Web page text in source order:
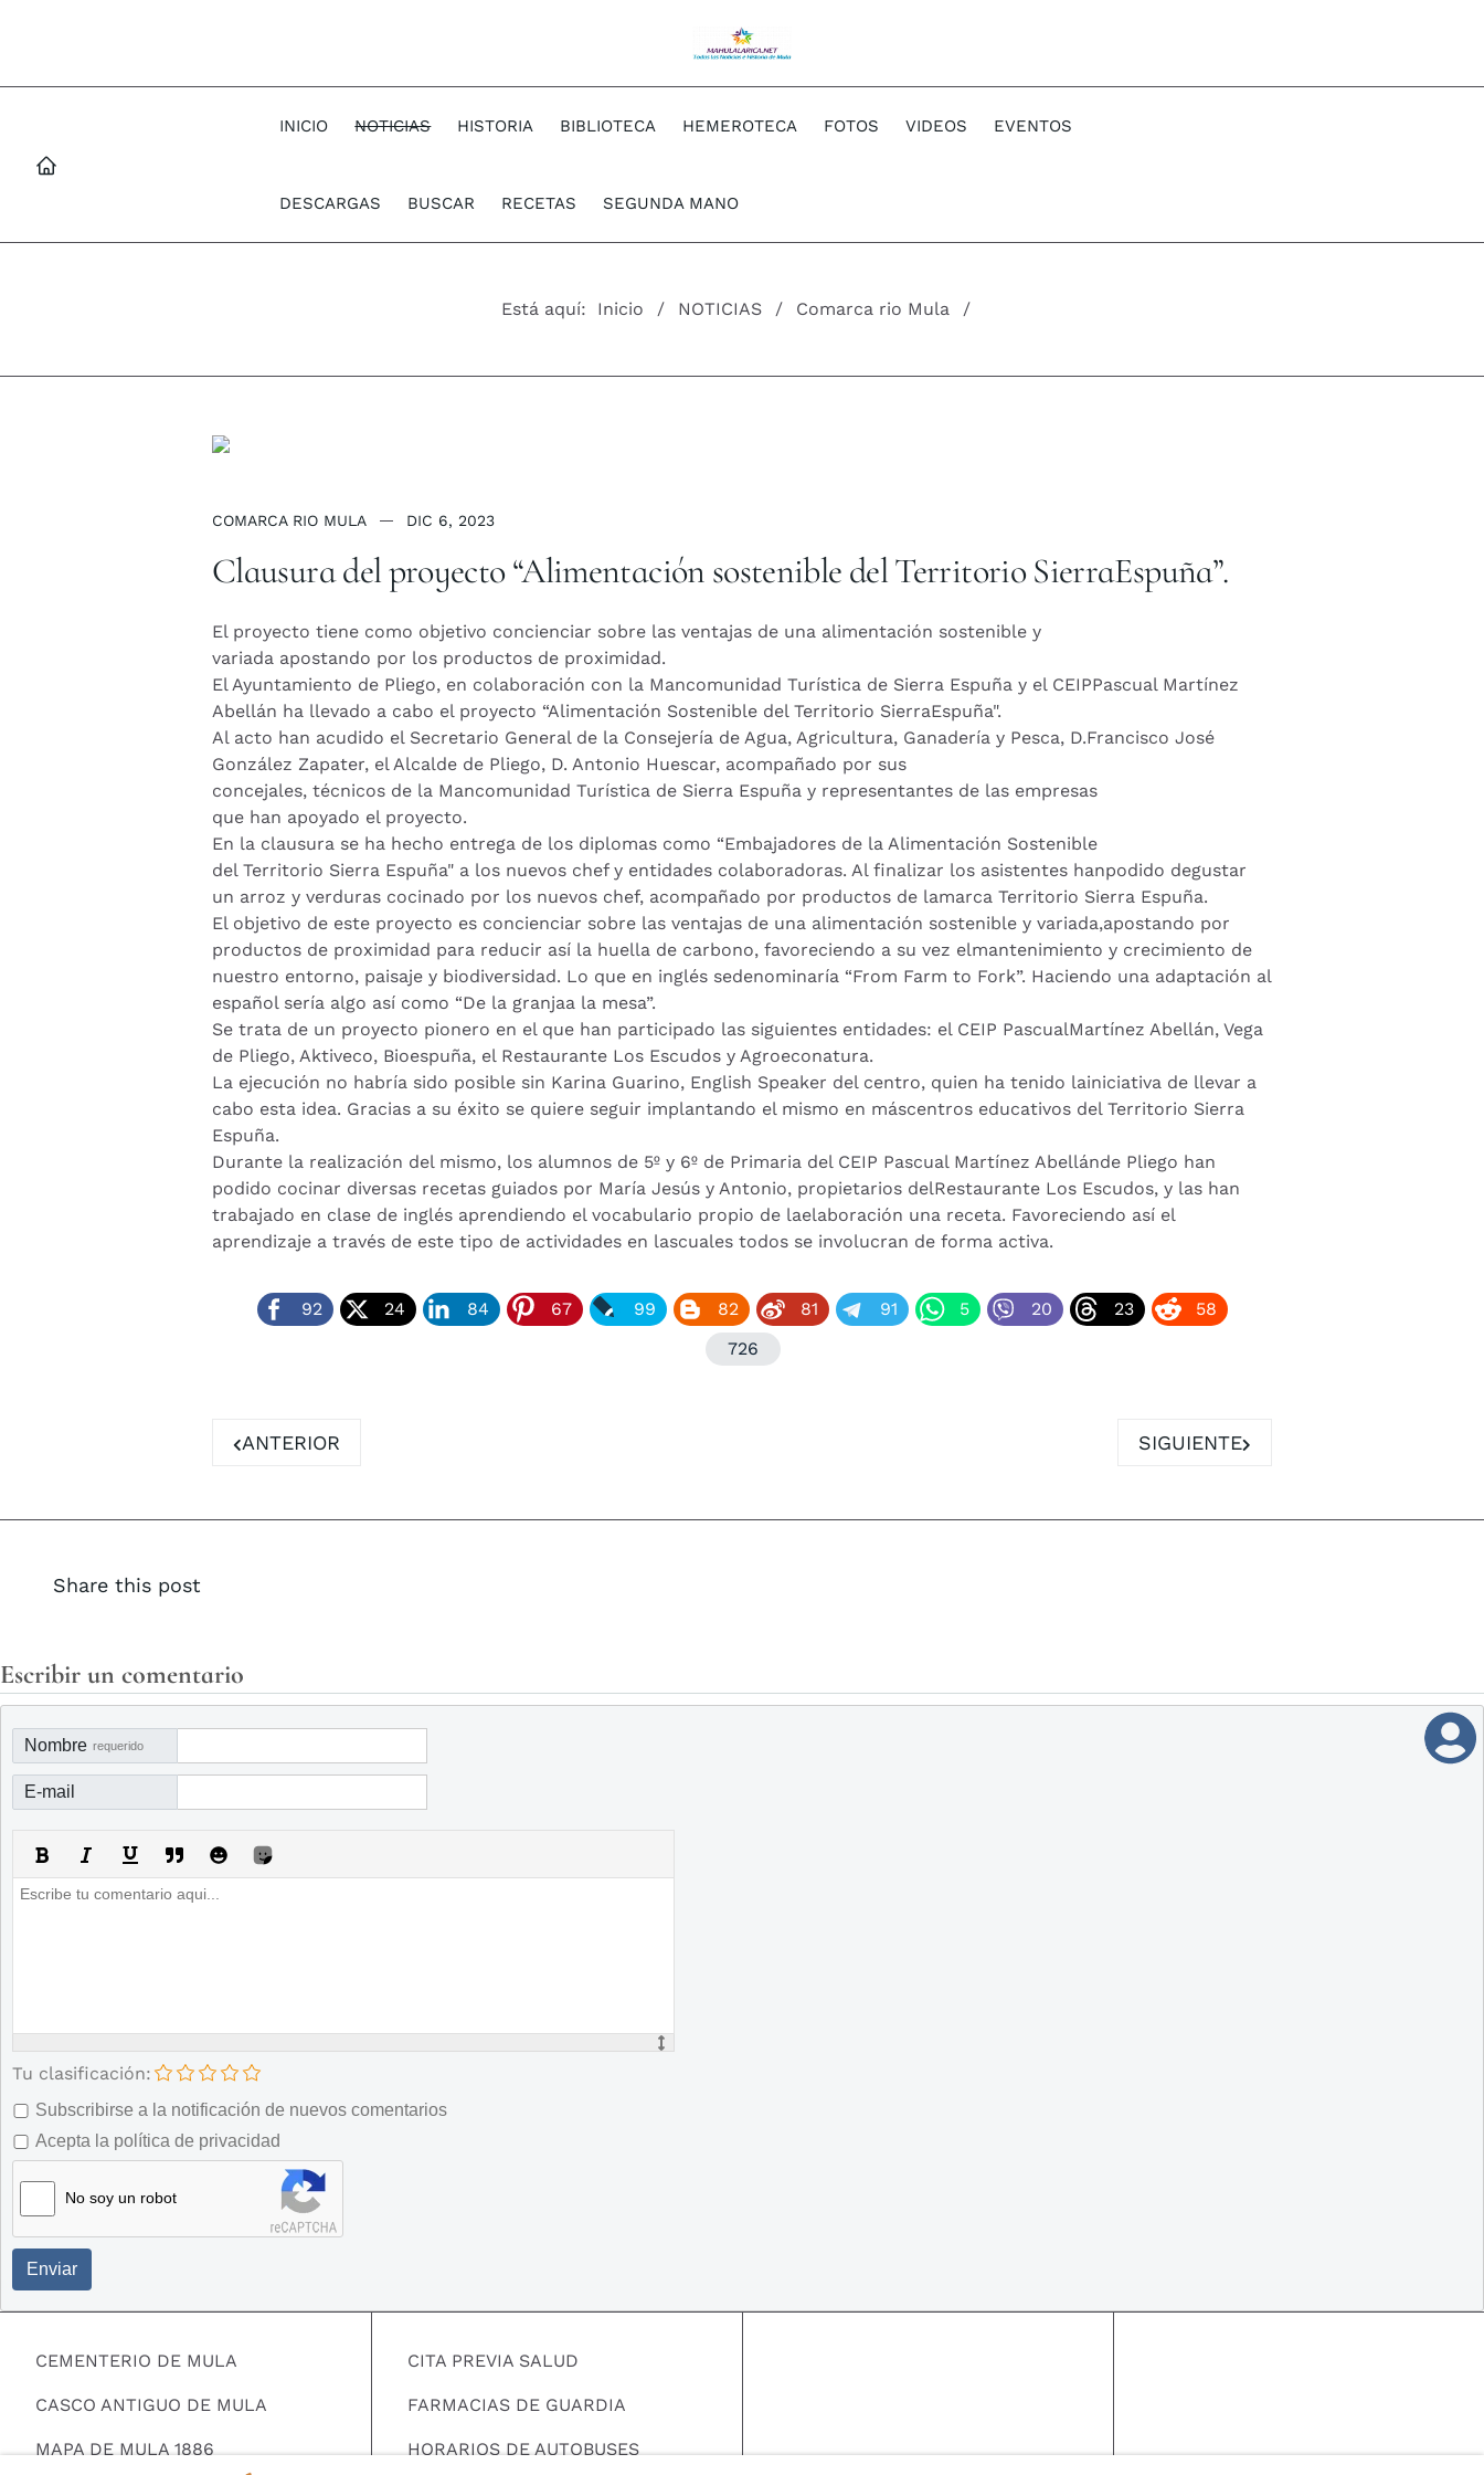
INICIO NOTICIAS HISTORIA BIBLIOTECA HEMEROTECA FOTOS VIDEOS EVENTOS
DESCARGAS BUSCAR RECETAS SEGUNDA MANO
Está aquí: Inicio NOTICIAS Comarca rio Mula
COMARCA RIO MULA DIC 6, 2023
Clausura del proyecto “Alimentación sostenible del Territorio SierraEspuña”.
El proyecto tiene como objetivo concienciar sobre las ventajas de una alimentación sostenible y
variada apostando por los productos de proximidad.
ElAyuntamiento de Pliego, en colaboración con la Mancomunidad Turística de Sierra Espuña y el CEIPPascual Martínez
Abellán ha llevado a cabo el proyecto “Alimentación Sostenible del Territorio SierraEspuña".
Al acto han acudido el Secretario General de la Consejería de Agua, Agricultura, Ganadería y Pesca, D.Francisco José
González Zapater, el Alcalde de Pliego, D. Antonio Huescar, acompañado por sus
concejales, técnicos de la Mancomunidad Turística de Sierra Espuña y representantes de las empresas
que han apoyado el proyecto.
En la clausura se ha hecho entrega de los diplomas como “Embajadores de la Alimentación Sostenible
del Territorio Sierra Espuña" a los nuevos chef y entidades colaboradoras. Al finalizar los asistentes hanpodido degustar
un arroz y verduras cocinado por los nuevos chef, acompañado por productos de lamarca Territorio Sierra Espuña.
El objetivo de este proyecto es concienciar sobre las ventajas de una alimentación sostenible y variada,apostando por
productos de proximidad para reducir así la huella de carbono, favoreciendo a su vez elmantenimiento y crecimiento de
nuestro entorno, paisaje y biodiversidad. Lo que en inglés sedenominaría “From Farm to Fork”. Haciendo una adaptación al
español sería algo así como “De la granjaa la mesa”.
Se trata de un proyecto pionero en el que han participado las siguientes entidades: el CEIP PascualMartínez Abellán, Vega
de Pliego, Aktiveco, Bioespuña, el Restaurante Los Escudos y Agroeconatura.
La ejecución no habría sido posible sin Karina Guarino, English Speaker del centro, quien ha tenido lainiciativa de llevar a
cabo esta idea. Gracias a su éxito se quiere seguir implantando el mismo en máscentros educativos del Territorio Sierra
Espuña.
Durante la realización del mismo, los alumnos de 5º y 6º de Primaria del CEIP Pascual Martínez Abellánde Pliego han
podido cocinar diversas recetas guiados por María Jesús y Antonio, propietarios delRestaurante Los Escudos, y las han
trabajado en clase de inglés aprendiendo el vocabulario propio de laelaboración una receta. Favoreciendo así el
aprendizaje a través de este tipo de actividades en lascuales todos se involucran de forma activa.
92 24 84 67 99 82 81 91 5 20 23
58
726
ARTÍCULO ANTERIOR: PLIEGO SE LLENA DE ILUSIÓN PARA ACOGER Y DAR LA BIENVENIDA A SUS MAJESTADES LOS REYES
ANTERIOR ARTÍCULO SIGUIENTE:
SIGUIENTE
Share this post
Escribir un comentario
Nombre requerido
E-mail
Tu clasificación:
Subscribirse a la notificación de nuevos comentarios
Acepta la política de privacidad
No soy un robot
Enviar
CEMENTERIO DE MULA
CASCO ANTIGUO DE MULA
MAPA DE MULA 1886
CITA PREVIA SALUD
FARMACIAS DE GUARDIA
HORARIOS DE AUTOBUSES